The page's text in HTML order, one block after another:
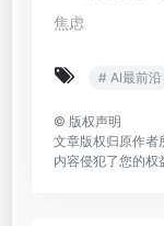
焦虑
# AI最前沿
© 版权声明
文章版权归原作者
内容侵犯了您的权